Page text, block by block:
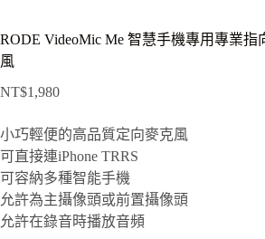
RODE VideoMic Me 智慧手機專用專業指
風
NT$1,980
小巧輕便的高品質定向麥克風
可直接連iPhone TRRS
可容納多種智能手機
允許為主攝像頭或前置攝像頭
允許在錄音時播放音頻